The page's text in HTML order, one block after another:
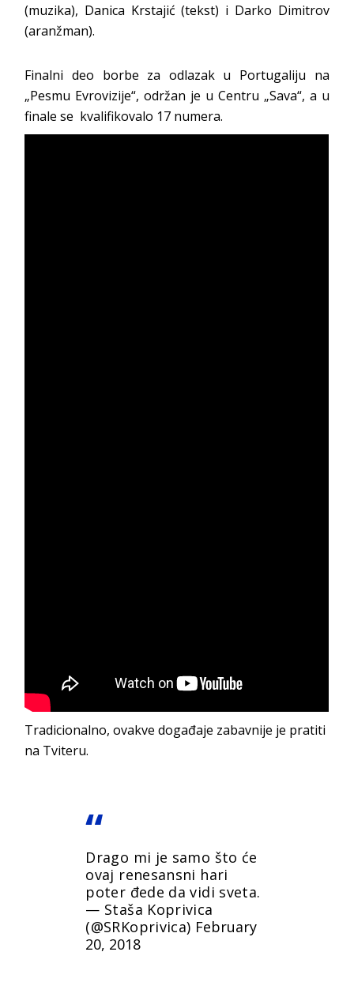
(muzika), Danica Krstajić (tekst) i Darko Dimitrov
(aranžman).
Finalni deo borbe za odlazak u Portugaliju na
„Pesmu Evrovizije“, održan je u Centru „Sava“, a u
finale se kvalifikovalo 17 numera.
Tradicionalno, ovakve događaje zabavnije je pratiti
na Tviteru.
Drago mi je samo što će
ovaj renesansni hari
poter đede da vidi sveta.
— Staša Koprivica
(@SRKoprivica) February
20, 2018